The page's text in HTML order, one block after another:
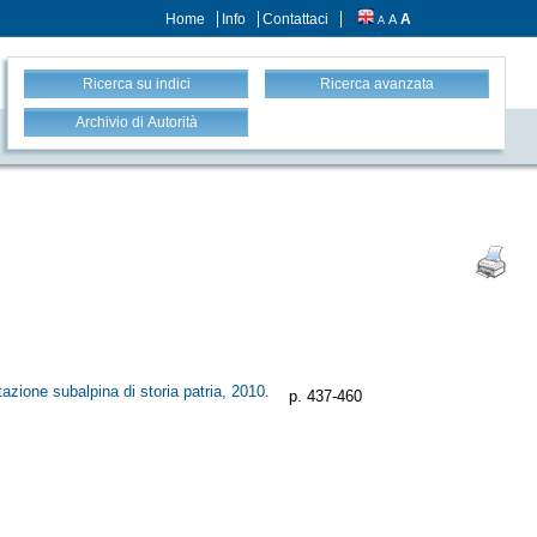
Home Info Contattaci A A A
Ricerca su indici Ricerca avanzata
Archivio di Autorità